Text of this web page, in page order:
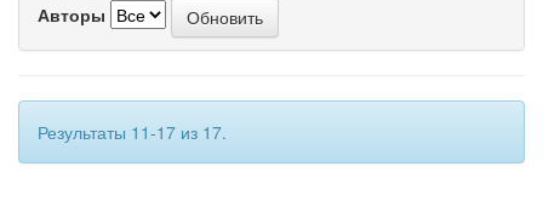
Авторы
Результаты 11-17 из 17.